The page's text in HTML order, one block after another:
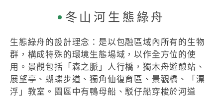
冬山河生態綠舟
生態綠舟的設計理念：是以包融區域內所有的生物
群，構成特殊的環境生態場域，以作全方位的使
用。景觀包括「森之脈」人行橋，獨木舟遊憩站、
展望亭、蝴蝶步道、獨角仙復育區、景觀橋、「漂
浮」教室。園區中有鴨母船、駁仔船穿梭於河道